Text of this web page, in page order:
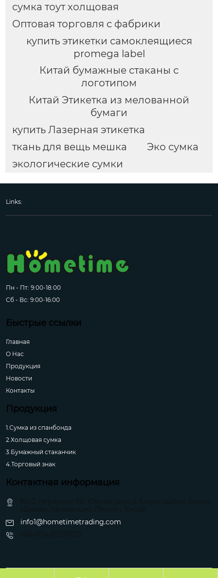
сумка тоут холщовая
Оптовая торговля с фабрики
купить этикетки самоклеящиеся
promega label
Китай бумажные стаканы с
логотипом
Китай Этикетка из мелованной
бумаги
купить Лазерная этикетка
ткань для вещь мешка
Эко сумка
экологические сумки
Links:
Пн - Пт: 9:00-18:00
Сб - Вс: 9:00-16:00
Быстрые ссылки
Главная
О Hас
Продукция
Новости
Контакты
Продукция
1.Сумка из спанбонда
2.Холщовая сумка
3.Бумажный стаканчик
4.Торговый знак
Контактная информация
info1@hometimetrading.com